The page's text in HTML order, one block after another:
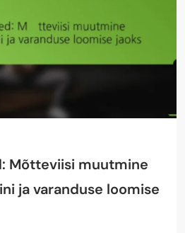
Mõtteviisi muutmine
ja varanduse loomise